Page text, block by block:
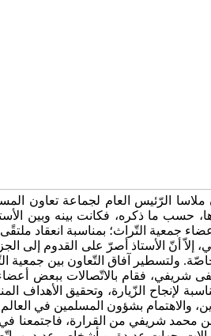
ملاسا الرّئيس العام لجماعة تعاون
حسب ما ذكره، فكانت بينه وبين
جمعية التّراث؛ بمناسبة انعقاد
إلاّ أنّ الأستاذ أصرّ على القدوم إلى
بخاصّة. ولتسطير آفاق التّعاون بين
شريفي، فقام بالاتّصالات ببعض أعضاء
لإنجاح الزّيارة، وتحقيق الأهداف
بشؤون المسلمين في العالم. حدّد الأستاذ مدّة زيارته (ما